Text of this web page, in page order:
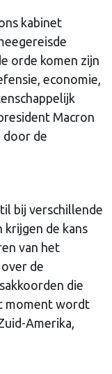
kabinet
orde komen zijn
economie,
Macron
door de
bij verschillende
krijgen de kans
van het
de
die
moment wordt
Amerika,